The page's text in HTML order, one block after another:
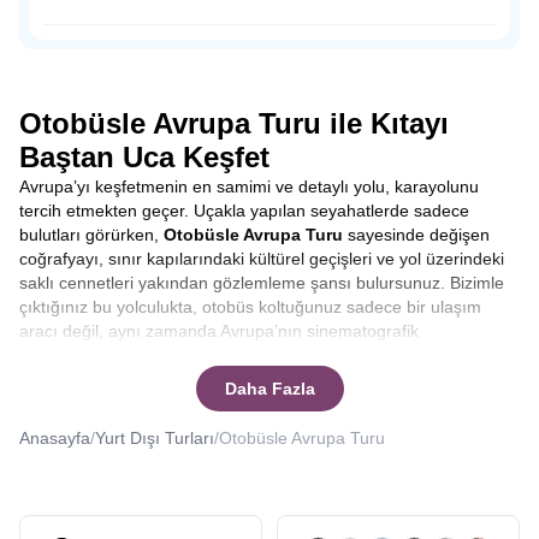
doğal güzelliğine rağmen, henüz çılgın turist kalabalığına
uğramamış bakir bir yerleşim yeri.
Otobüsle Avrupa Turu ile Kıtayı
Baştan Uca Keşfet
Avrupa’yı keşfetmenin en samimi ve detaylı yolu, karayolunu
tercih etmekten geçer. Uçakla yapılan seyahatlerde sadece
bulutları görürken, Otobüsle Avrupa Turu sayesinde değişen
coğrafyayı, sınır kapılarındaki kültürel geçişleri ve yol üzerindeki
saklı cennetleri yakından gözlemleme şansı bulursunuz. Bizimle
çıktığınız bu yolculukta, otobüs koltuğunuz sadece bir ulaşım
aracı değil, aynı zamanda Avrupa’nın sinematografik
şehirler arası geçişlerde rehberlerimizin anlatımlarıyla
bilgilenirken, molalarda yerel lezzetleri tatma fırsatı yakalarsınız.
kendisinden keyif alanlar için tasarlanmıştır.
Seyahat etmek, sadece yeni yerler görmek değil, aynı zamanda
Daha Fazla
Anasayfa/Yurt Dışı Turları/Otobüsle Avrupa Turu